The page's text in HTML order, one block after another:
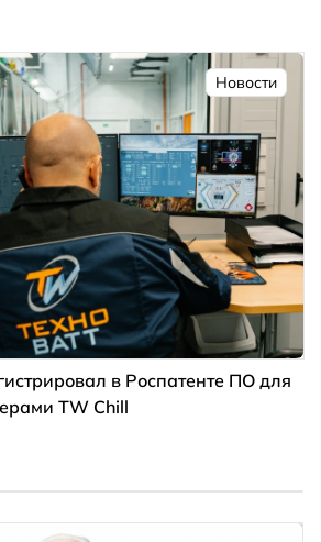
Новости
в Роспатенте ПО для
TW Chill